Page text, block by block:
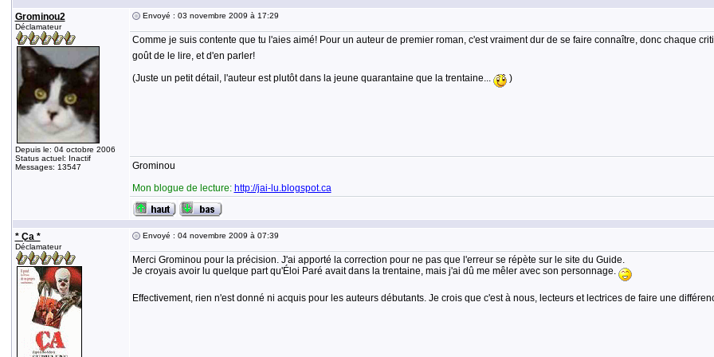
Grominou2
Déclamateur
Depuis le: 04 octobre 2006
Status actuel: Inactif
Messages: 13547
Envoyé : 03 novembre 2009 à 17:29
Comme je suis contente que tu l'aies aimé! Pour un auteur de premier roman, c'est vraiment dur de se faire connaître, donc chaque
goût de le lire, et d'en parler!
(Juste un petit détail, l'auteur est plutôt dans la jeune quarantaine que la trentaine...
)
Grominou
Mon blogue de lecture: http://jai-lu.blogspot.ca
* Ça *
Déclamateur
Envoyé : 04 novembre 2009 à 07:39
Merci Grominou pour la précision. J'ai apporté la correction pour ne pas que l'erreur se répète sur le site du Guide.
Je croyais avoir lu quelque part qu'Éloi Paré avait dans la trentaine, mais j'ai dû me mêler avec son personnage.
Effectivement, rien n'est donné ni acquis pour les auteurs débutants. Je crois que c'est à nous, lecteurs et lectrices de faire une